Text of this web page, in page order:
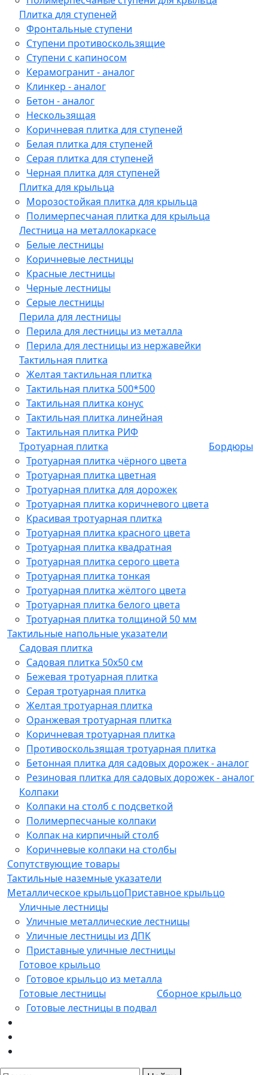
Плитка для ступеней
Фронтальные ступени
Ступени противоскользящие
Ступени с капиносом
Керамогранит - аналог
Клинкер - аналог
Бетон - аналог
Нескользящая
Коричневая плитка для ступеней
Белая плитка для ступеней
Серая плитка для ступеней
Черная плитка для ступеней
Плитка для крыльца
Морозостойкая плитка для крыльца
Полимерпесчаная плитка для крыльца
Лестница на металлокаркасе
Белые лестницы
Коричневые лестницы
Красные лестницы
Черные лестницы
Серые лестницы
Перила для лестницы
Перила для лестницы из металла
Перила для лестницы из нержавейки
Тактильная плитка
Желтая тактильная плитка
Тактильная плитка 500*500
Тактильная плитка конус
Тактильная плитка линейная
Тактильная плитка РИФ
Тротуарная плитка
Тротуарная плитка чёрного цвета
Тротуарная плитка цветная
Тротуарная плитка для дорожек
Тротуарная плитка коричневого цвета
Красивая тротуарная плитка
Тротуарная плитка красного цвета
Тротуарная плитка квадратная
Тротуарная плитка серого цвета
Тротуарная плитка тонкая
Тротуарная плитка жёлтого цвета
Тротуарная плитка белого цвета
Тротуарная плитка толщиной 50 мм
Бордюры
Тактильные напольные указатели
Садовая плитка
Садовая плитка 50х50 см
Бежевая тротуарная плитка
Серая тротуарная плитка
Желтая тротуарная плитка
Оранжевая тротуарная плитка
Коричневая тротуарная плитка
Противоскользящая тротуарная плитка
Бетонная плитка для садовых дорожек - аналог
Резиновая плитка для садовых дорожек - аналог
Колпаки
Колпаки на столб с подсветкой
Полимерпесчаные колпаки
Колпак на кирпичный столб
Коричневые колпаки на столбы
Сопутствующие товары
Тактильные наземные указатели
Металлическое крыльцоПриставное крыльцо
Уличные лестницы
Уличные металлические лестницы
Уличные лестницы из ДПК
Приставные уличные лестницы
Готовое крыльцо
Готовое крыльцо из металла
Готовые лестницы
Готовые лестницы в подвал
Сборное крыльцо